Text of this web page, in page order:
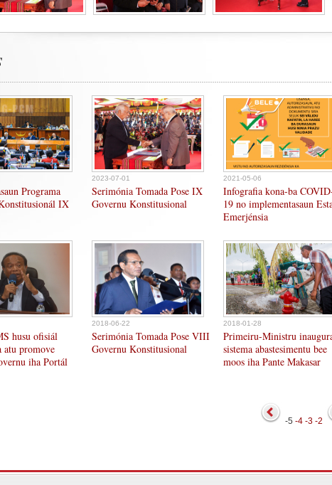
Programa
IX
2023-07-01
Serimónia Tomada Pose IX
Governu Konstitusional
2021-05-06
Infografia kona-ba
19 no implementasaun
Emerjénsia
husu ofisiál
atu promove
iha Portál
2018-06-22
Serimónia Tomada Pose VIII
Governu Konstitusional
2018-01-28
Primeiru-Ministru
sistema abastesimentu bee
moos iha Pante Makasar
-5 -4 -3 -2